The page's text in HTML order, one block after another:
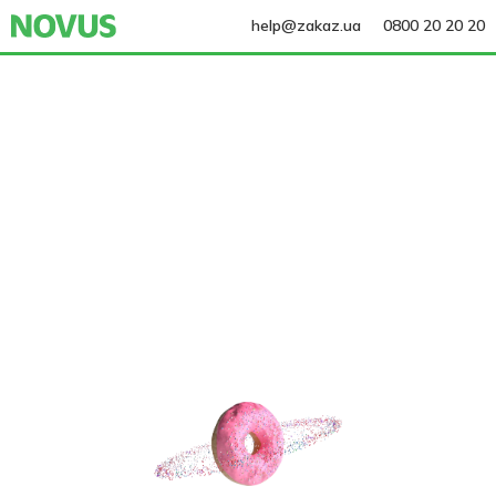
help@zakaz.ua 0800 20 20 20